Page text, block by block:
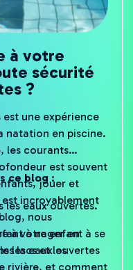
à votre
sécurité
?
une expérience
en piscine.
les courants
est souvent
jouer et
incroyablement
nous
à votre enfant à se
les eaux ouvertes
rivière, et comment
ce blog :
les eaux ouvertes.
à nager en
lacs et les